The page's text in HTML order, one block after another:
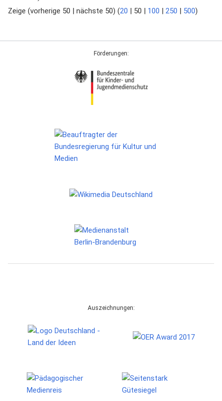
Zeige (vorherige 50 | nächste 50) (20 | 50 | 100 | 250 | 500)
Förderungen:
Auszeichnungen: